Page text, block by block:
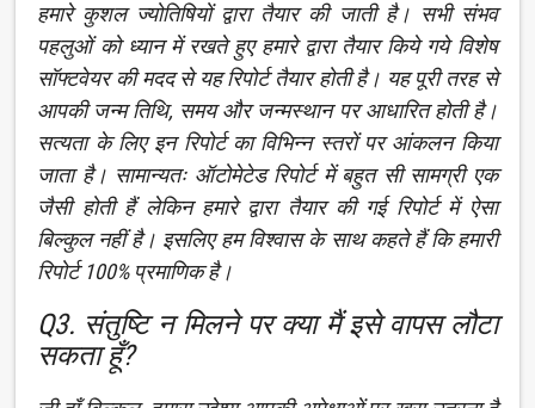
हमारे कुशल ज्योतिषियों द्वारा तैयार की जाती है। सभी संभव
पहलुओं को ध्यान में रखते हुए हमारे द्वारा तैयार किये गये विशेष
सॉफ्टवेयर की मदद से यह रिपोर्ट तैयार होती है। यह पूरी तरह से
आपकी जन्म तिथि, समय और जन्मस्थान पर आधारित होती है।
सत्यता के लिए इन रिपोर्ट का विभिन्न स्तरों पर आंकलन किया
जाता है। सामान्यतः ऑटोमेटेड रिपोर्ट में बहुत सी सामग्री एक
जैसी होती हैं लेकिन हमारे द्वारा तैयार की गई रिपोर्ट में ऐसा
बिल्कुल नहीं है। इसलिए हम विश्वास के साथ कहते हैं कि हमारी
रिपोर्ट 100% प्रमाणिक है।
Q3. संतुष्टि न मिलने पर क्या मैं इसे वापस लौटा
सकता हूँ?